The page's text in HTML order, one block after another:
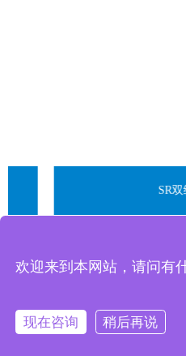
SR双级一体
欢迎来到本网站，请问有
现在咨询 稍后再说